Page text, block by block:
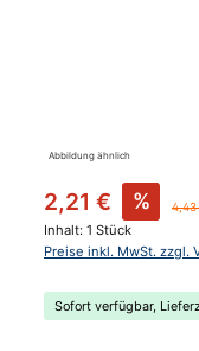
Abbildung ähnlich
Verkaufspreis:
2,21 € % 4,43
Inhalt: 1 Stück
Preise inkl. MwSt. zzgl.
Sofort verfügbar,
Produkt Anzahl: Gib